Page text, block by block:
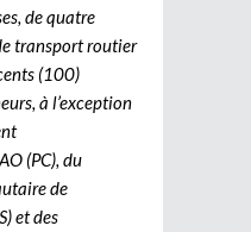
de quatre
transport routier
(100)
à l’exception
(PC), du
de
et des